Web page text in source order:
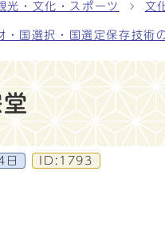
光・文化・スポーツ 文
・国選択・国選定保存技術
ID:1793